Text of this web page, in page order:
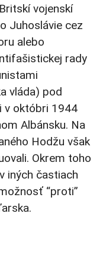
vojenskí
Juhoslávie cez
alebo
rady
vláda) pod
v októbri 1944
Albánsku. Na
Hodžu však
Okrem toho
iných častiach
“proti”